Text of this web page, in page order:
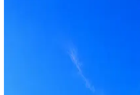
Оффер быстрее с